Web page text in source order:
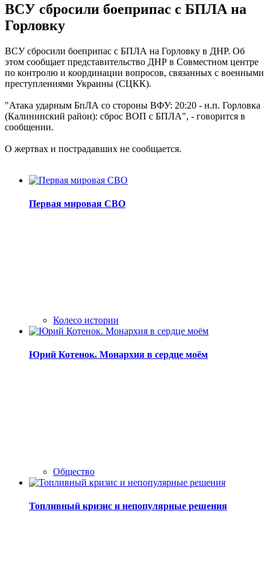
ВСУ сбросили боеприпас с БПЛА на
Горловку
ВСУ сбросили боеприпас с БПЛА на Горловку в ДНР. Об
этом сообщает представительство ДНР в Совместном центре
по контролю и координации вопросов, связанных с военными
преступлениями Украины (СЦКК).
"Атака ударным БпЛА со стороны ВФУ: 20:20 - н.п. Горловка
(Калининский район): сброс ВОП с БПЛА", - говорится в
сообщении.
О жертвах и пострадавших не сообщается.
Первая мировая СВО
Колесо истории
Юрий Котенок. Монархия в сердце моём
Общество
Топливный кризис и непопулярные решения